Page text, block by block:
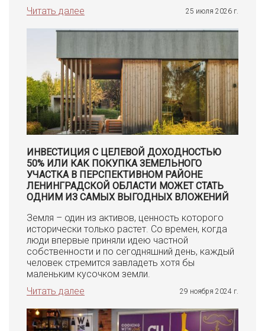
Читать далее
25 июля 2026 г.
ИНВЕСТИЦИЯ С ЦЕЛЕВОЙ ДОХОДНОСТЬЮ
50% ИЛИ КАК ПОКУПКА ЗЕМЕЛЬНОГО
УЧАСТКА В ПЕРСПЕКТИВНОМ РАЙОНЕ
ЛЕНИНГРАДСКОЙ ОБЛАСТИ МОЖЕТ СТАТЬ
ОДНИМ ИЗ САМЫХ ВЫГОДНЫХ ВЛОЖЕНИЙ
Земля – один из активов, ценность которого
исторически только растет. Со времен, когда
люди впервые приняли идею частной
собственности и по сегодняшний день, каждый
человек стремится завладеть хотя бы
маленьким кусочком земли.
Читать далее
29 ноября 2024 г.